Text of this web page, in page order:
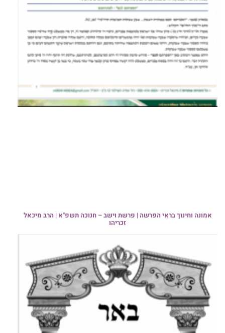
אמונה וחינוך בראי הפרשה | פרשת וישב – חנוכה תשפ"א | הרב מיכאל
זכריהו